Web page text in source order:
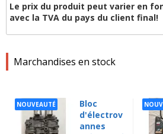
Marchandises en stock
NOUVEAUTÉ
Bloc
d'électrov
annes
Le prix du produit peut varier en
avec la TVA du pays du client final!